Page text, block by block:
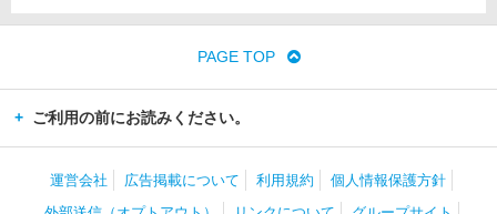
PAGE TOP
ご利用の前にお読みください。
運営会社 広告掲載について 利用規約
個人情報保護方針